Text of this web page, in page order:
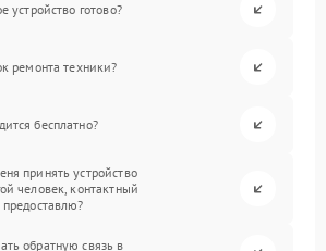
устройство готово?
ремонта техники?
бесплатно?
принять устройство
человек, контактный
обратную связь в